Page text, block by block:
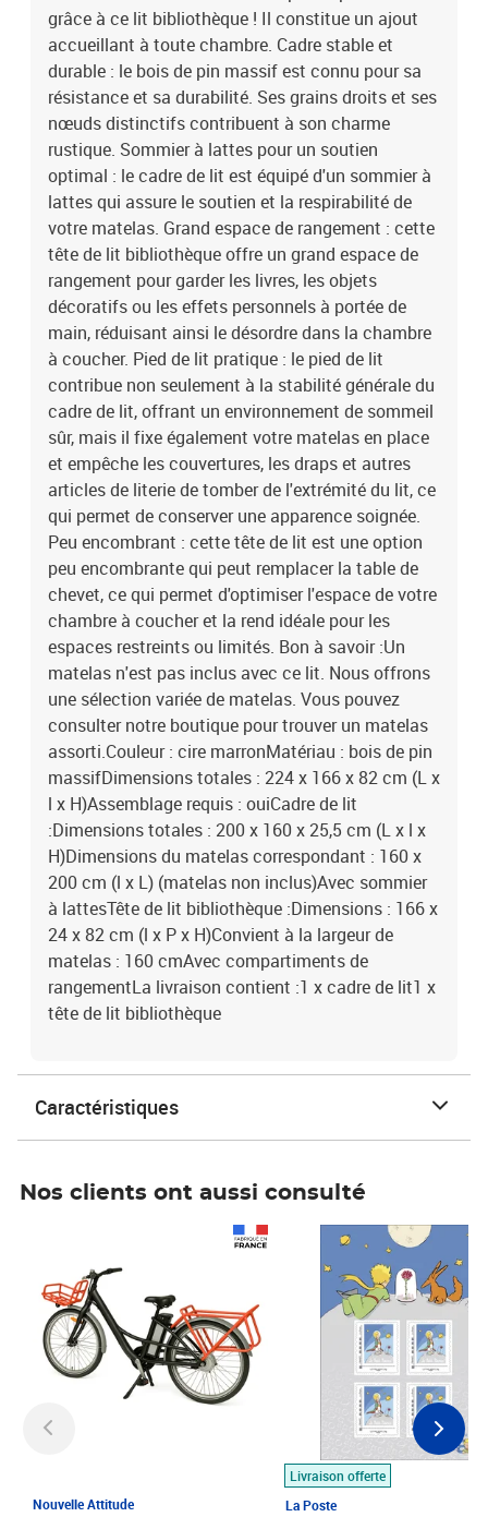
draps et autres articles de literie de tomber de l'extrémité du lit, ce
qui permet de conserver une apparence soignée. Peu encombrant :
cette tête de lit est une option peu encombrante qui peut remplacer
la table de chevet, ce qui permet d'optimiser l'espace de votre
chambre à coucher et la rend idéale pour les espaces restreints ou
limités. Bon à savoir :Un matelas n'est pas inclus avec ce lit. Nous
offrons une sélection variée de matelas. Vous pouvez consulter
notre boutique pour trouver un matelas assorti.Couleur : cire
marronMatériau : bois de pin massifDimensions totales : 224 x
166 x 82 cm (L x l x H)Assemblage requis : ouiCadre de lit
:Dimensions totales : 200 x 160 x 25,5 cm (L x l x H)Dimensions du
matelas correspondant : 160 x 200 cm (l x L) (matelas non
inclus)Avec sommier à lattesTête de lit bibliothèque :Dimensions :
166 x 24 x 82 cm (l x P x H)Convient à la largeur de matelas : 160
cmAvec compartiments de rangementLa livraison contient :1 x
cadre de lit1 x tête de lit bibliothèque
grâce à ce lit bibliothèque ! Il constitue un ajout
accueillant à toute chambre. Cadre stable et
durable : le bois de pin massif est connu pour sa
résistance et sa durabilité. Ses grains droits et ses
nœuds distinctifs contribuent à son charme
rustique. Sommier à lattes pour un soutien
optimal : le cadre de lit est équipé d'un sommier à
lattes qui assure le soutien et la respirabilité de
votre matelas. Grand espace de rangement : cette
tête de lit bibliothèque offre un grand espace de
rangement pour garder les livres, les objets
décoratifs ou les effets personnels à portée de
main, réduisant ainsi le désordre dans la chambre
à coucher. Pied de lit pratique : le pied de lit
contribue non seulement à la stabilité générale du
cadre de lit, offrant un environnement de sommeil
sûr, mais il fixe également votre matelas en place
et empêche les couvertures, les draps et autres
articles de literie de tomber de l'extrémité du lit, ce
qui permet de conserver une apparence soignée.
Peu encombrant : cette tête de lit est une option
peu encombrante qui peut remplacer la table de
chevet, ce qui permet d'optimiser l'espace de votre
chambre à coucher et la rend idéale pour les
espaces restreints ou limités. Bon à savoir :Un
matelas n'est pas inclus avec ce lit. Nous offrons
une sélection variée de matelas. Vous pouvez
consulter notre boutique pour trouver un matelas
assorti.Couleur : cire marronMatériau : bois de pin
massifDimensions totales : 224 x 166 x 82 cm (L x
l x H)Assemblage requis : ouiCadre de lit
:Dimensions totales : 200 x 160 x 25,5 cm (L x l x
H)Dimensions du matelas correspondant : 160 x
200 cm (l x L) (matelas non inclus)Avec sommier
à lattesTête de lit bibliothèque :Dimensions : 166 x
24 x 82 cm (l x P x H)Convient à la largeur de
matelas : 160 cmAvec compartiments de
rangementLa livraison contient :1 x cadre de lit1 x
tête de lit bibliothèque
Caractéristiques
Nos clients ont aussi consulté
Nouvelle Attitude
Livraison offerte
La Poste
Prix 7,50€